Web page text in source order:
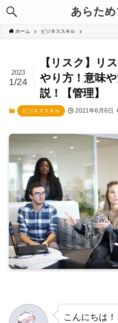
あらた
ホーム ビジネススキル
【リスク】リ
やり方！意味
説！【管理】
2023
1/24
ビジネススキル 2021年6月6日
こんにちは